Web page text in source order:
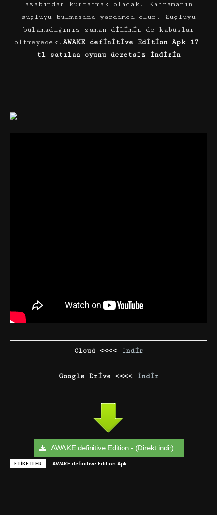
azabından kurtarmak olacak. Kahramanın
suçluyu bulmasına yardımcı olun. Suçluyu
bulamadığınız zaman dilimin de kabuslar
bitmeyecek. AWAKE definitive Edition Apk 17
tl satılan oyunu ücretsiz indirin
Cloud <<<< İndir
Google Drive <<<< İndir
AWAKE definitive Edition - (Direkt indir)
ETIKETLER AWAKE definitive Edition Apk